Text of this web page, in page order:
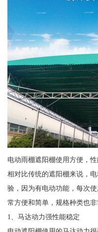
电动雨棚遮阳棚使用方便，
相对比传统的遮阳棚来说，
验，因为有电动功能，每次
常方便和简单，规格种类也非
1、马达动力强性能稳定